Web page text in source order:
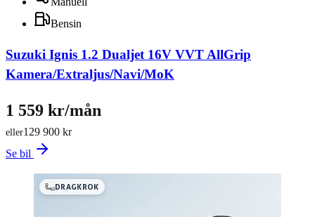
Bensin
Suzuki Ignis 1.2 Dualjet 16V VVT AllGrip
Kamera/Extraljus/Navi/MoK
129 900 kr
eller
1 559 kr/mån
Se bil
DRAGKROK